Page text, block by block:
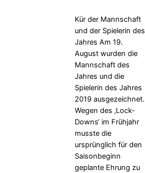
Kür der Mannschaft
und der Spielerin des
Jahres Am 19.
August wurden die
Mannschaft des
Jahres und die
Spielerin des Jahres
2019 ausgezeichnet.
Wegen des ‚Lock-
Downs‘ im Frühjahr
musste die
ursprünglich für den
Saisonbeginn
geplante Ehrung zu